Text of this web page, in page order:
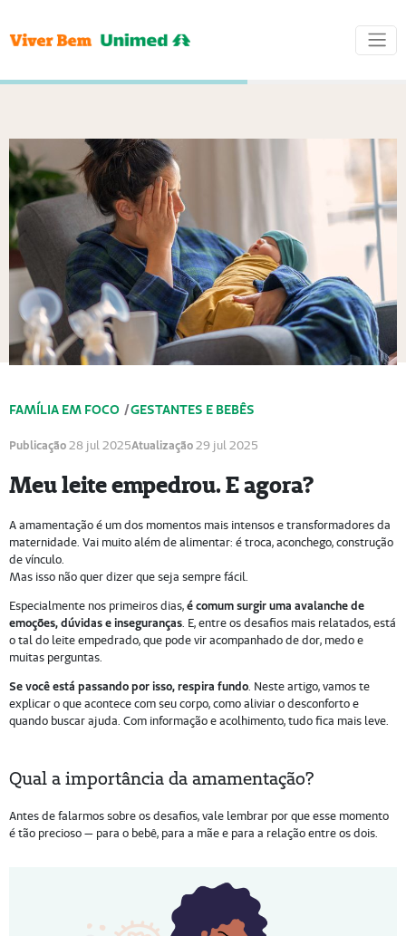
FAMÍLIA EM FOCO /GESTANTES E BEBÊS
Publicação28 jul 2025Atualização29 jul 2025
Meu leite empedrou. E agora?
A amamentação é um dos momentos mais intensos e transformadores da
maternidade. Vai muito além de alimentar: é troca, aconchego, construção
de vínculo.
Mas isso não quer dizer que seja sempre fácil.
Especialmente nos primeiros dias,é comum surgir uma avalanche de
emoções, dúvidas e inseguranças. E, entre os desafios mais relatados, está
o tal do leite empedrado, que pode vir acompanhado de dor, medo e
muitas perguntas.
Se você está passando por isso, respira fundo. Neste artigo, vamos te
explicar o que acontece com seu corpo, como aliviar o desconforto e
quando buscar ajuda. Com informação e acolhimento, tudo fica mais leve.
Qual a importância da amamentação?
Antes de falarmos sobre os desafios, vale lembrar por que esse momento
é tão precioso — para o bebê, para a mãe e para a relação entre os dois.